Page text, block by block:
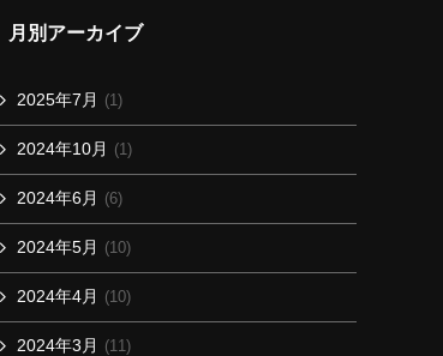
月別アーカイブ
2025年7月 (1)
2024年10月 (1)
2024年6月 (6)
2024年5月 (10)
2024年4月 (10)
2024年3月 (11)